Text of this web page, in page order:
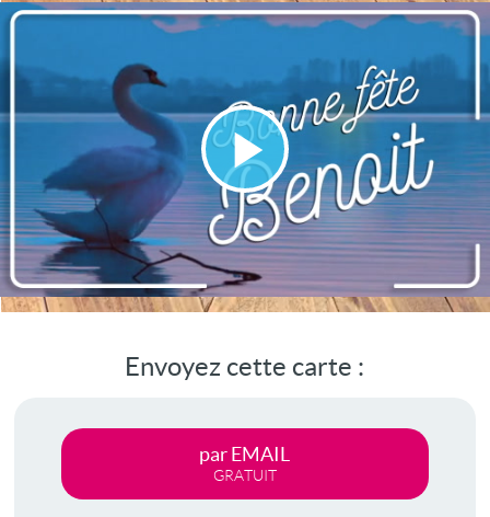
Lire
la
vidéo
Envoyez cette carte :
par EMAIL
GRATUIT